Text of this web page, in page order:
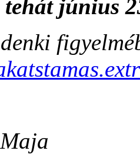
június